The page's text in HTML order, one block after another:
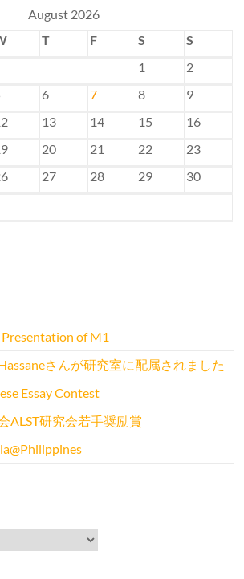
August 2026
T F S
S
1
2
6 7 8
9
13 14 15
16
20 21 22
23
27 28 29
30
of M1
さんが研究室に配属されました
Essay Contest
ALST研究会若手奨励賞